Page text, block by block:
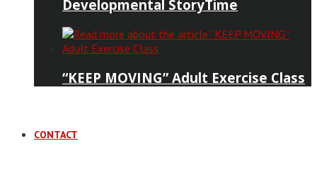
Developmental StoryTime
“KEEP MOVING” Adult Exercise Class
CONTACT